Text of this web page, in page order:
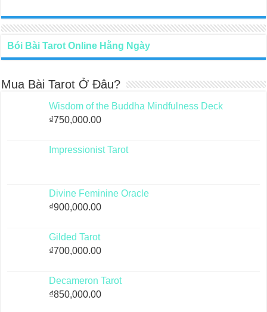
Bói Bài Tarot Online Hằng Ngày
Mua Bài Tarot Ở Đâu?
Wisdom of the Buddha Mindfulness Deck
₫750,000.00
Impressionist Tarot
Divine Feminine Oracle
₫900,000.00
Gilded Tarot
₫700,000.00
Decameron Tarot
₫850,000.00